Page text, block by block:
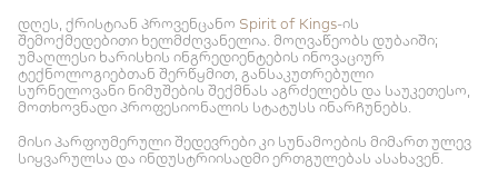
დღეს, ქრისტიან პროვენცანო Spirit of Kings-ის
შემოქმედებითი ხელმძღვანელია. მოღვაწეობს დუბაიში;
უმაღლესი ხარისხის ინგრედიენტების ინოვაციურ
ტექნოლოგიებთან შერწყმით, განსაკუთრებული
სურნელოვანი ნიმუშების შექმნას აგრძელებს და საუკეთესო,
მოთხოვნადი პროფესიონალის სტატუსს ინარჩუნებს.
მისი პარფიუმერული შედევრები კი სუნამოების მიმართ ულევ
სიყვარულსა და ინდუსტრიისადმი ერთგულებას ასახავენ.